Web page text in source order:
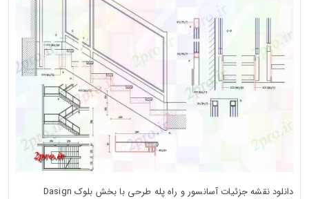
دانلود نقشه جزئیات آسانسور و راه پله طرحی با بخش بلوک Dasign